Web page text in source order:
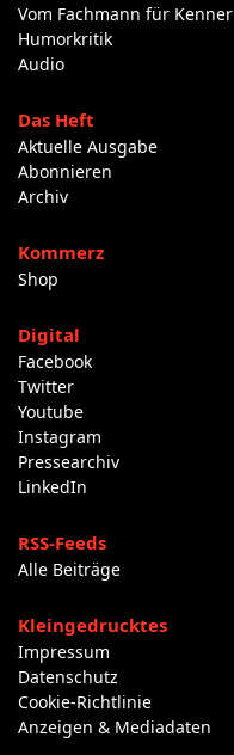
Vom Fachmann für Kenner
Humorkritik
Audio
Das Heft
Aktuelle Ausgabe
Abonnieren
Archiv
Kommerz
Shop
Digital
Facebook
Twitter
Youtube
Instagram
Pressearchiv
LinkedIn
RSS-Feeds
Alle Beiträge
Kleingedrucktes
Impressum
Datenschutz
Cookie-Richtlinie
Anzeigen & Mediadaten